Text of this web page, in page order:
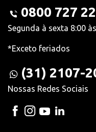
0800 727
Segunda à sexta 8:00
*Exceto feriados
(31) 2107-
Nossas Redes Sociais